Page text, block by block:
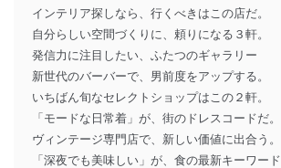
インテリア探しなら、行くべきはこの店だ。
自分らしい空間づくりに、頼りになる３軒。
発信力に注目したい、ふたつのギャラリー
新世代のバーバーで、男前度をアップする。
いちばん旬なセレクトショップはこの２軒。
「モードな日常着」が、街のドレスコードだ。
ヴィンテージ専門店で、新しい価値に出合う。
「深夜でも美味しい」が、食の最新キーワード